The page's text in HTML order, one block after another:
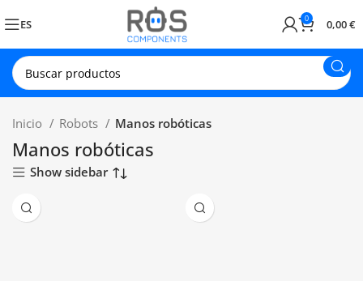
ES 0 0,00€
Inicio Robots Manos robóticas
Manos robóticas
Show sidebar